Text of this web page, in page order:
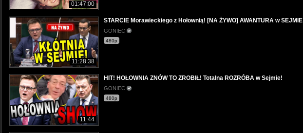
01:47:00
11:28:38
STARCIE Morawieckiego z Hołownią! [NA ŻYWO] AWANTURA w SEJMIE
GONIEC
480p
11:44
HIT! HOŁOWNIA ZNÓW TO ZROBIŁ! Totalna ROZRÓBA w Sejmie!
GONIEC
480p